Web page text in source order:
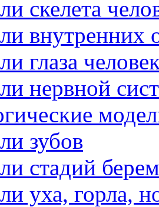
скелета
внутренних
глаза
нервной
зубов
стадий
уха, горла,